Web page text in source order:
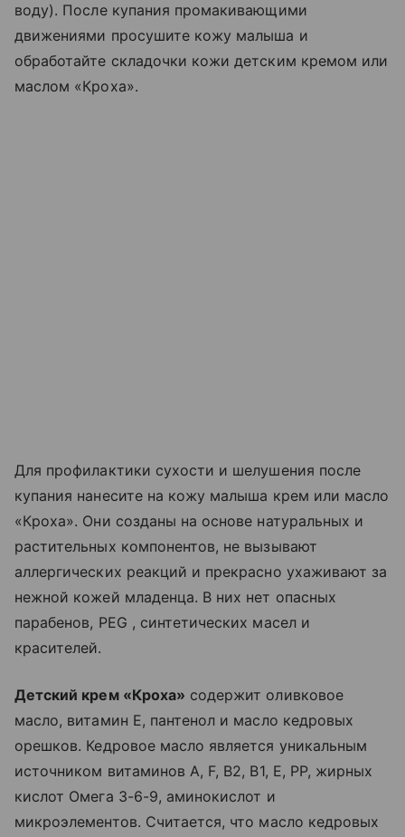
воду). После купания промакивающими
движениями просушите кожу малыша и
обработайте складочки кожи детским кремом или
маслом «Кроха».
Для профилактики сухости и шелушения после
купания нанесите на кожу малыша крем или масло
«Кроха». Они созданы на основе натуральных и
растительных компонентов, не вызывают
аллергических реакций и прекрасно ухаживают за
нежной кожей младенца. В них нет опасных
парабенов, PEG , синтетических масел и
красителей.
Детский крем «Кроха» содержит оливковое
масло, витамин Е, пантенол и масло кедровых
орешков. Кедровое масло является уникальным
источником витаминов A, F, B2, B1, E, PP, жирных
кислот Омега 3-6-9, аминокислот и
микроэлементов. Считается, что масло кедровых